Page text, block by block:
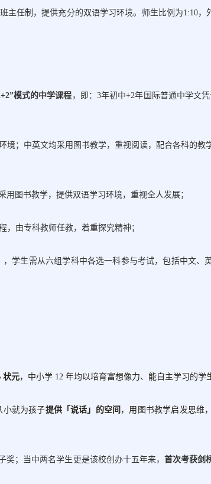
主任制，提供充分的双语学习环境。师生比例为1:10，
模式的中学课程，即： 3年初中+2年国际普通中学文
境；中英文均采用图书教学，重视阅读，配合各科的教
用图书教学，提供双语学习环境，重视全人发展；
，由专科教师任教，着重探究精神；
，学生需从六组学科中各选一科参与考试，包括中文、
状元，中小学 12 年均以培育富想像力、能自主学习的学
小就为孩子提供「说话」的空间 ，用图书教学启发思维
奖；当中两名学生更是该校创办十五年来， 首次考获剑